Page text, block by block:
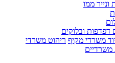
ונייר ממו
דפדפות ובלוקים
משרדי מקיף ריהוט משרדי
משרדיים